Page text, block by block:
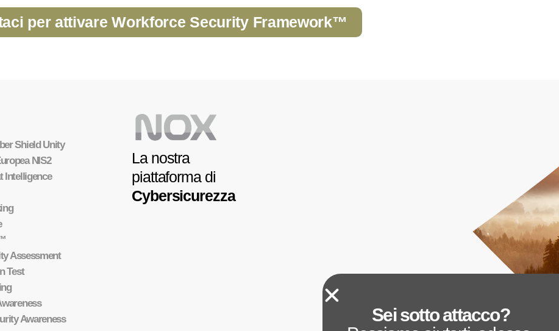
per attivare Workforce Security Framework™
Shield Unity
NIS2
Intelligence
Assessment
Test
Awareness
La nostra
piattaforma di
Cybersicurezza
Sei sotto attacco?